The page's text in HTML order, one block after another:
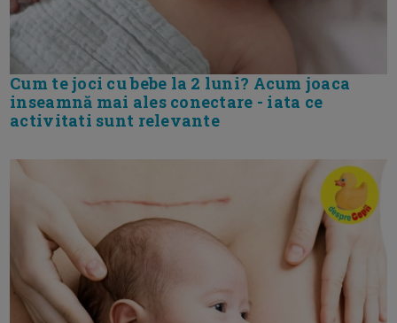
Cum te joci cu bebe la 2 luni? Acum joaca
inseamnă mai ales conectare - iata ce
activitati sunt relevante